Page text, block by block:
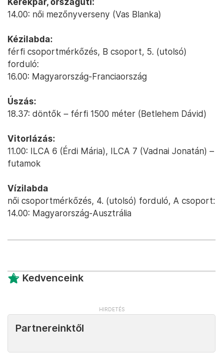
14.00: női mezőnyverseny (Vas Blanka)
Kézilabda:
férfi csoportmérkőzés, B csoport, 5. (utolsó)
forduló:
16.00: Magyarország-Franciaország
Úszás:
18.37: döntők – férfi 1500 méter (Betlehem Dávid)
Vitorlázás:
11.00: ILCA 6 (Érdi Mária), ILCA 7 (Vadnai Jonatán) –
futamok
Vízilabda
női csoportmérkőzés, 4. (utolsó) forduló, A csoport:
14.00: Magyarország-Ausztrália
Kedvenceink
Partnereinktől